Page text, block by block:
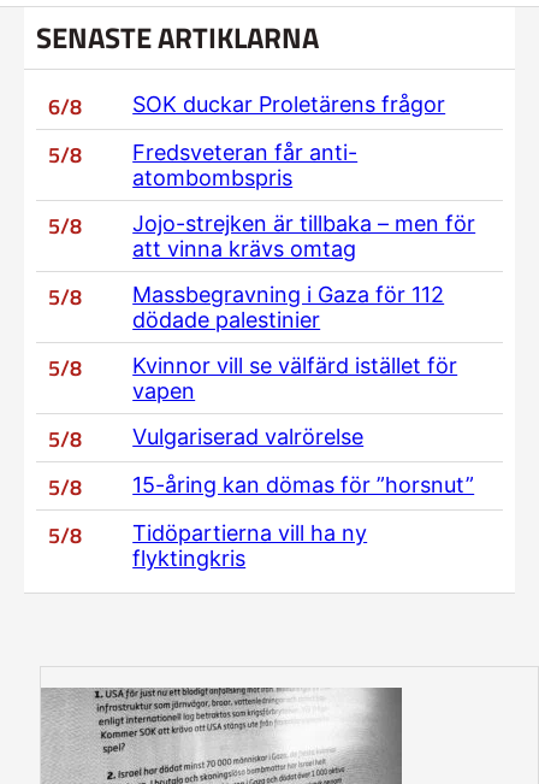
SENASTE ARTIKLARNA
6/8 SOK duckar Proletärens frågor
5/8
Fredsveteran får anti-
atombombspris
5/8
Jojo-strejken är tillbaka – men för
att vinna krävs omtag
5/8
Massbegravning i Gaza för 112
dödade palestinier
5/8
Kvinnor vill se välfärd istället för
vapen
5/8 Vulgariserad valrörelse
5/8 15-åring kan dömas för ”horsnut”
5/8
Tidöpartierna vill ha ny
flyktingkris